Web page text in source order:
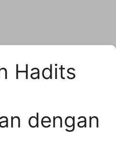
Hadits
dengan